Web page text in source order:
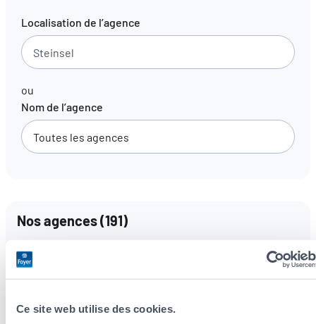
Ce site web utilise des cookies.
Localisation de l’agence
ou
Nom de l’agence
Nos agences(191)
Langues parlées
Toutes les langues